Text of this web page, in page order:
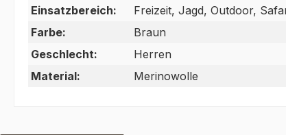
Einsatzbereich:
Freizeit, Jagd, Outdoor,
Farbe:
Braun
Geschlecht:
Herren
Material:
Merinowolle